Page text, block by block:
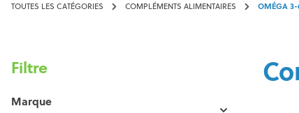
TOUTES LES CATÉGORIES COMPLÉMENTS ALIMENTAIRES OMÉGA
Filtre
Marque